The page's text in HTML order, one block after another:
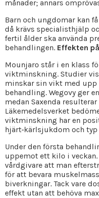
månader; annars
Barn och ungdomar kan
då krävs specialisthjälp
fertil ålder ska använda
behandlingen. Effekten
Mounjaro står i en klass
viktminskning. Studier
minskar sin vikt med
behandling. Wegovy ger
medan Saxenda
Läkemedelsverket
viktminskning har en
hjärt‑kärlsjukdom och typ
Under den första
uppemot ett kilo i
vårdgivare att man
för att bevara
biverkningar. Tack vare
effekt utan att behöva